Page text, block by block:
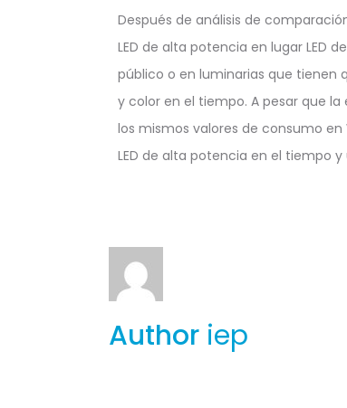
Después de análisis de
LED de alta potencia en lugar LED
público o en luminarias que tienen
y color en el tiempo. A pesar que
los mismos valores de consumo
LED de alta potencia en el tiempo
Author iep